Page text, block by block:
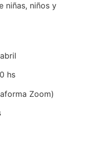
niñas, niños y
hs
Zoom)